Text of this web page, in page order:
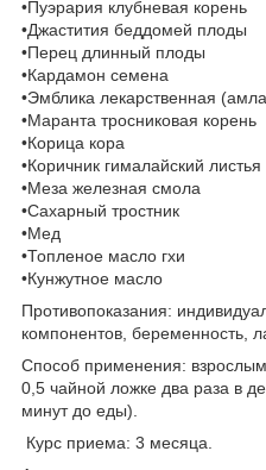
•Пуэрария клубневая корень
•Джастития беддомей плоды
•Перец длинный плоды
•Кардамон семена
•Эмблика лекарственная
•Маранта тросниковая корень
•Корица кора
•Коричник гималайский листья
•Меза железная смола
•Сахарный тростник
•Мед
•Топленое масло гхи
•Кунжутное масло
Противопоказания:
компонентов, беременность,
Способ применения:
0,5 чайной ложке два раза в
минут до еды).
Курс приема: 3 месяца.